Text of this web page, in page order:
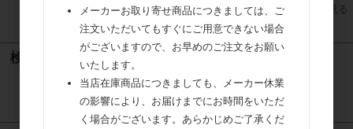
すべてのおすすめ商品を見る
検索
検索
メーカーお取り寄せ商品につきましては、ご
注文いただいてもすぐにご用意できない場合
がございますので、お早めのご注文をお願い
いたします。
当店在庫商品につきましても、メーカー休業
の影響により、お届けまでにお時間をいただ
く場合がございます。あらかじめご了承くだ